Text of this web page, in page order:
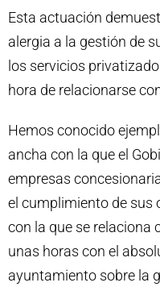
Esta actuación
alergia a la gestión de
los servicios
hora de relacionarse
Hemos conocido
ancha con la que el
empresas
el cumplimiento de sus
con la que se relaciona
unas horas con el
ayuntamiento sobre la